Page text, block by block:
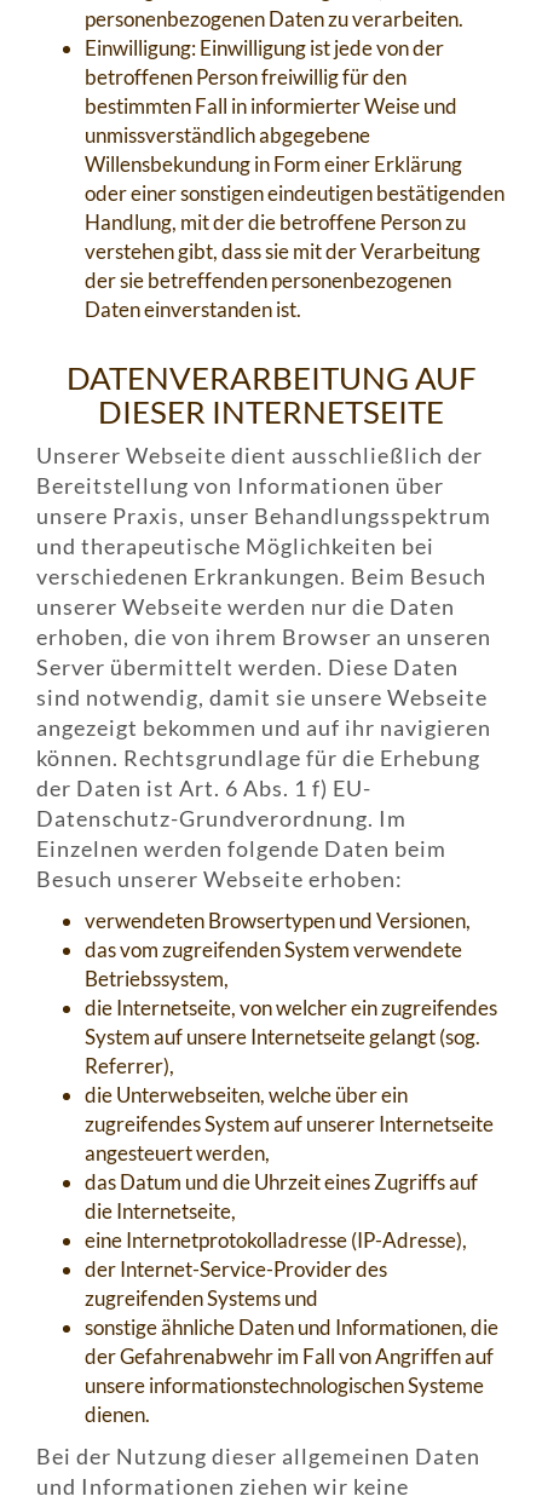
personenbezogenen Daten zu verarbeiten.
Einwilligung: Einwilligung ist jede von der
betroffenen Person freiwillig für den
bestimmten Fall in informierter Weise und
unmissverständlich abgegebene
Willensbekundung in Form einer Erklärung
oder einer sonstigen eindeutigen bestätigenden
Handlung, mit der die betroffene Person zu
verstehen gibt, dass sie mit der Verarbeitung
der sie betreffenden personenbezogenen
Daten einverstanden ist.
DATENVERARBEITUNG AUF
DIESER INTERNETSEITE
Unserer Webseite dient ausschließlich der
Bereitstellung von Informationen über
unsere Praxis, unser Behandlungsspektrum
und therapeutische Möglichkeiten bei
verschiedenen Erkrankungen. Beim Besuch
unserer Webseite werden nur die Daten
erhoben, die von ihrem Browser an unseren
Server übermittelt werden. Diese Daten
sind notwendig, damit sie unsere Webseite
angezeigt bekommen und auf ihr navigieren
können. Rechtsgrundlage für die Erhebung
der Daten ist Art. 6 Abs. 1 f) EU-
Datenschutz-Grundverordnung. Im
Einzelnen werden folgende Daten beim
Besuch unserer Webseite erhoben:
verwendeten Browsertypen und Versionen,
das vom zugreifenden System verwendete
Betriebssystem,
die Internetseite, von welcher ein zugreifendes
System auf unsere Internetseite gelangt (sog.
Referrer),
die Unterwebseiten, welche über ein
zugreifendes System auf unserer Internetseite
angesteuert werden,
das Datum und die Uhrzeit eines Zugriffs auf
die Internetseite,
eine Internetprotokolladresse (IP-Adresse),
der Internet-Service-Provider des
zugreifenden Systems und
sonstige ähnliche Daten und Informationen, die
der Gefahrenabwehr im Fall von Angriffen auf
unsere informationstechnologischen Systeme
dienen.
Bei der Nutzung dieser allgemeinen Daten
und Informationen ziehen wir keine